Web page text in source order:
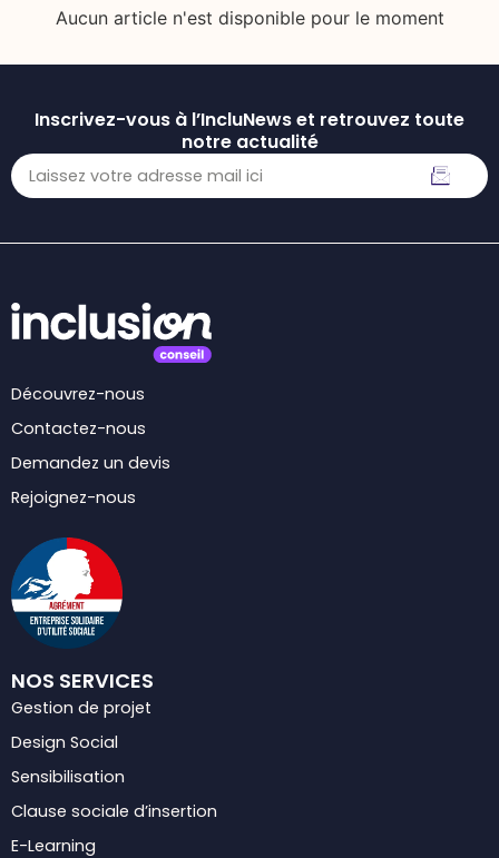
Aucun article n'est disponible pour le moment
Inscrivez-vous à l’IncluNews et retrouvez toute
notre actualité
Découvrez-nous
Contactez-nous
Demandez un devis
Rejoignez-nous
NOS SERVICES
Gestion de projet
Design Social
Sensibilisation
Clause sociale d’insertion
E-Learning